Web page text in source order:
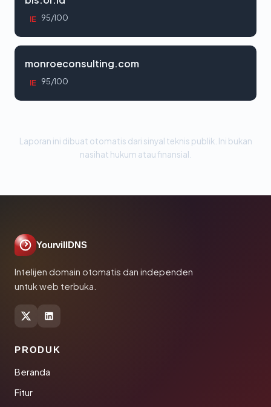
IE 95/100
monroeconsulting.com
IE 95/100
Laporan ini dibuat otomatis dari sinyal teknis publik. Ini bukan
nasihat hukum atau finansial.
YourvillDNS
Intelijen domain otomatis dan independen
untuk web terbuka.
PRODUK
Beranda
Fitur